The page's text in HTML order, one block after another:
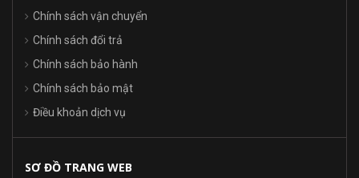
Chính sách vận chuyển
Chính sách đổi trả
Chính sách bảo hành
Chính sách bảo mật
Điều khoản dịch vụ
SƠ ĐỒ TRANG WEB